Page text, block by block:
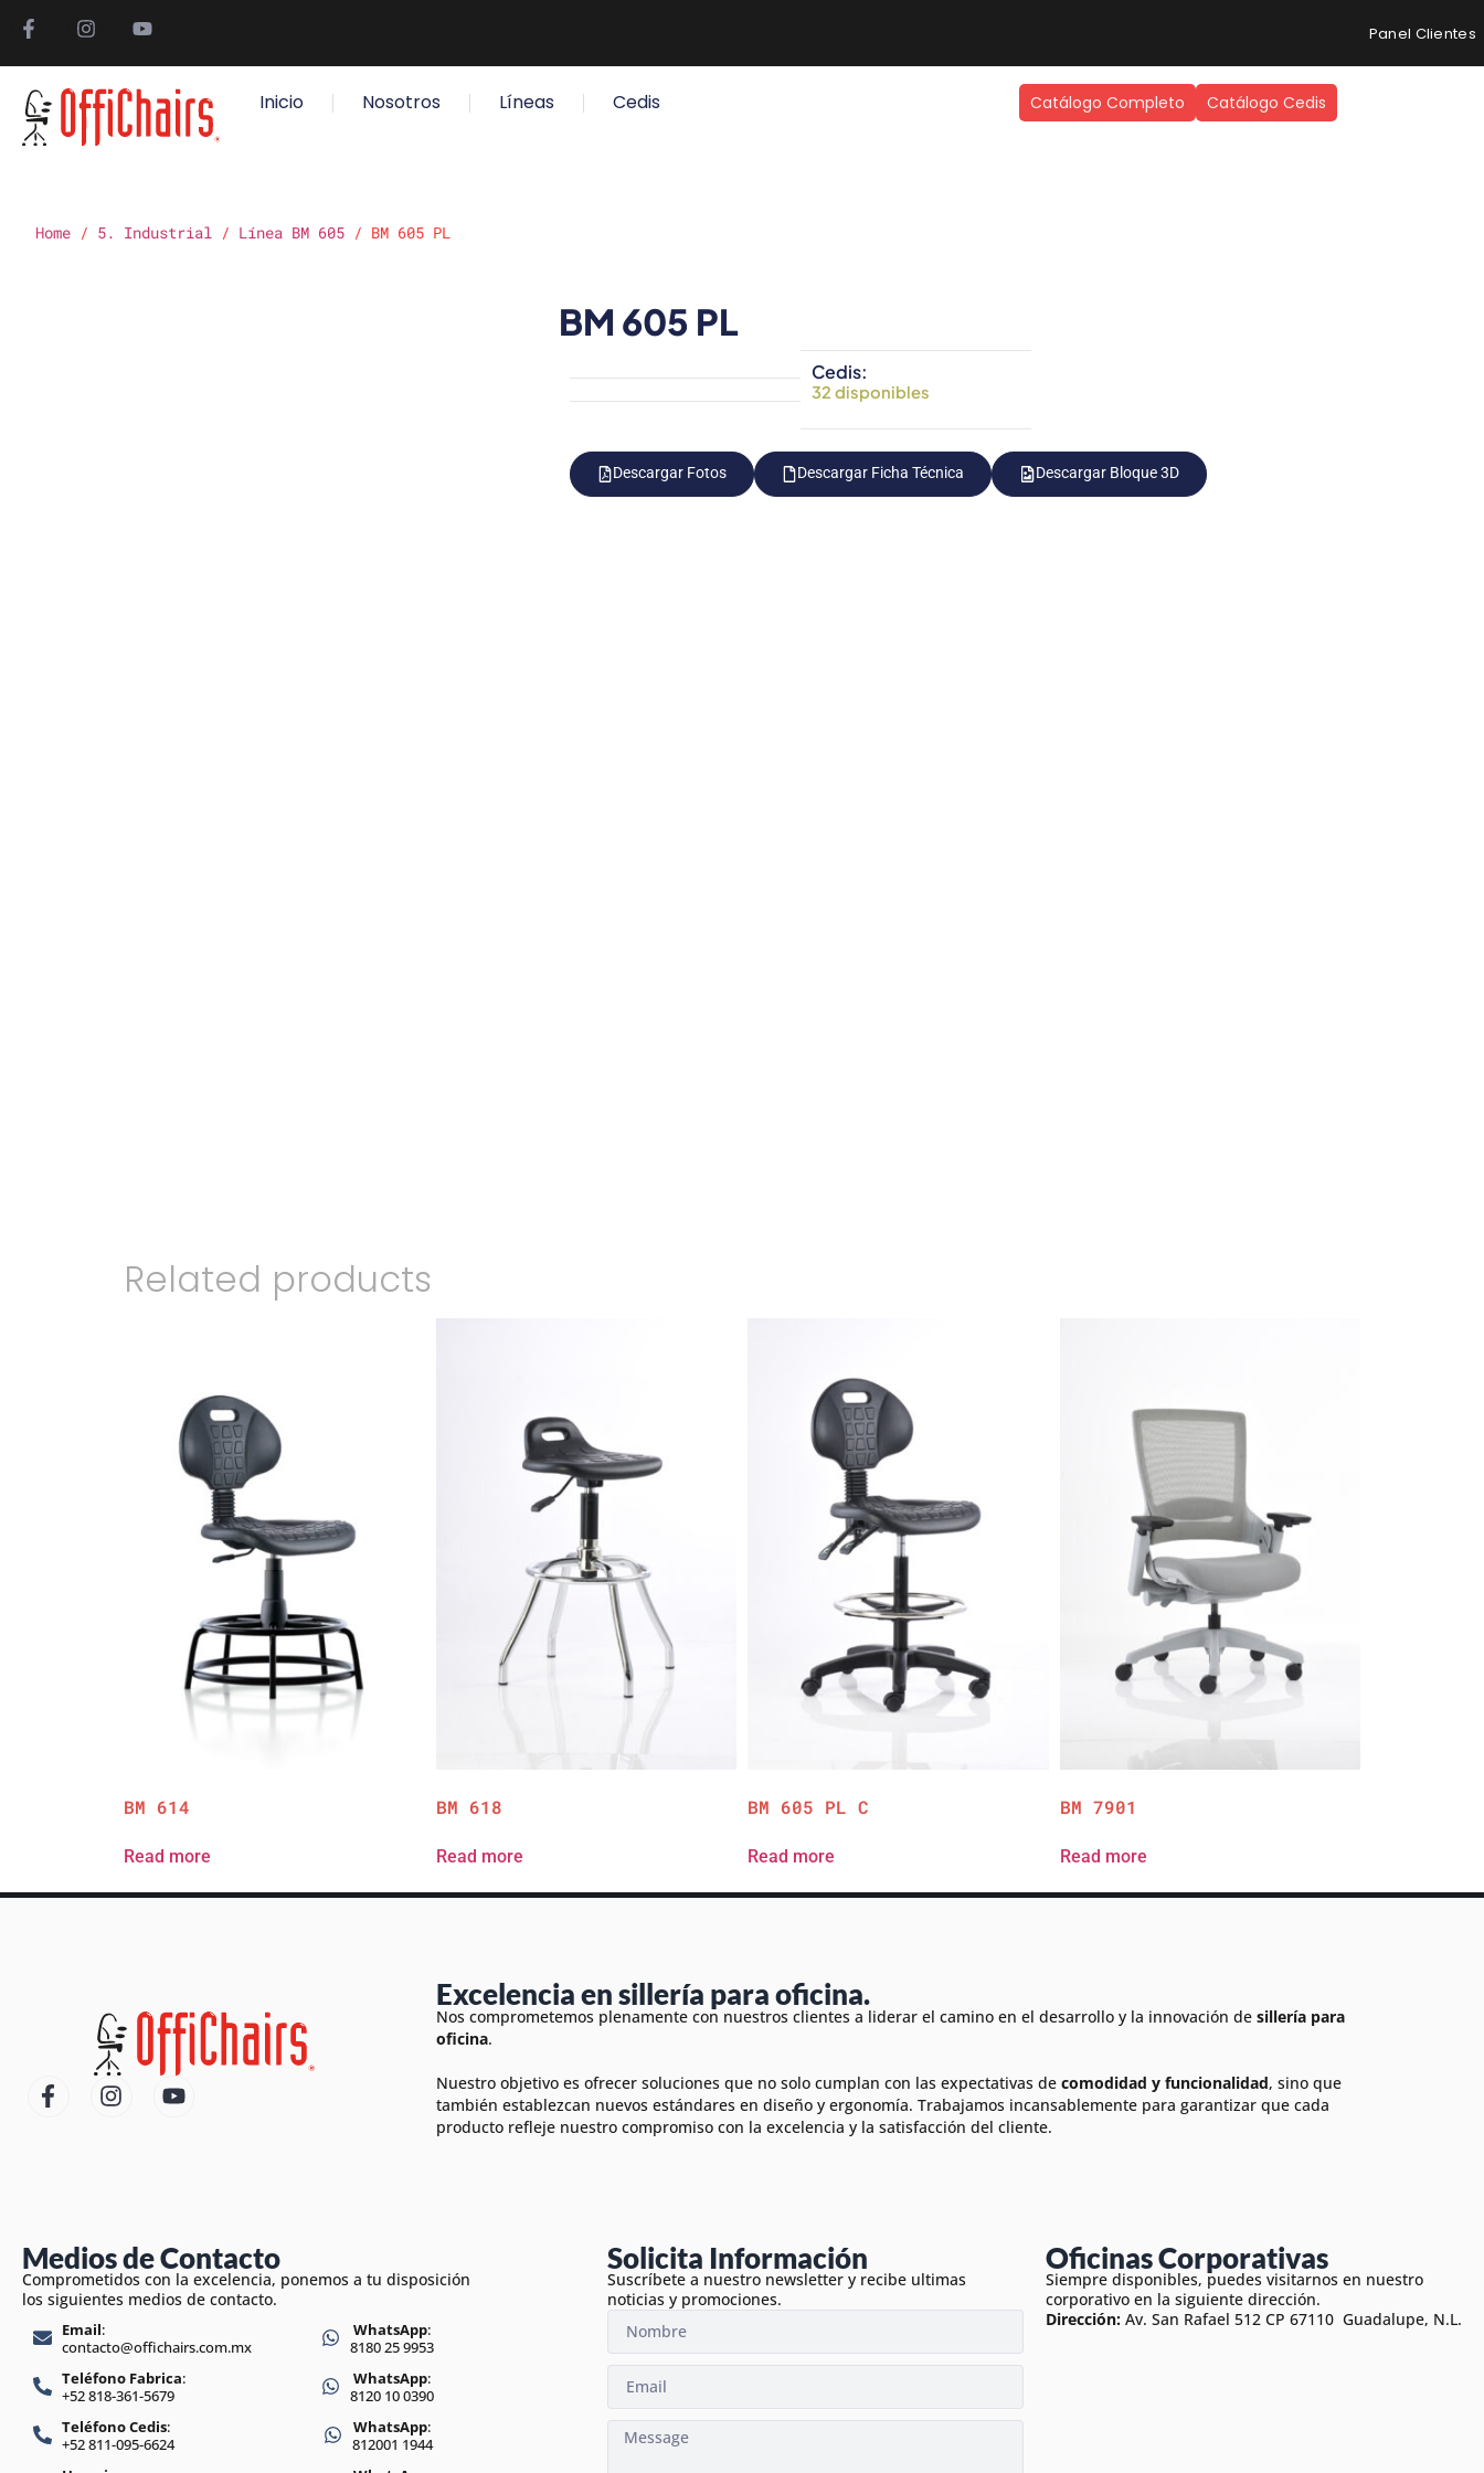
Panel Clientes
Inicio Nosotros Líneas Cedis Catálogo Completo Catálogo Cedis
Home / 5. Industrial / Línea BM 605 / BM 605 PL
BM 605 PL
Cedis:
32 disponibles
Descargar Fotos Descargar Ficha Técnica Descargar Bloque 3D
Related products
BM 614
Read more
BM 618
Read more
BM 605 PL C
Read more
BM 7901
Read more
Excelencia en sillería para oficina.
Nos comprometemos plenamente con nuestros clientes a liderar el camino en el desarrollo y la innovación de sillería para
oficina.
Nuestro objetivo es ofrecer soluciones que no solo cumplan con las expectativas de comodidad y funcionalidad, sino que
también establezcan nuevos estándares en diseño y ergonomía. Trabajamos incansablemente para garantizar que cada
producto refleje nuestro compromiso con la excelencia y la satisfacción del cliente.
Medios de Contacto
Comprometidos con la excelencia, ponemos a tu disposición
los siguientes medios de contacto.
Email:
contacto@offichairs.com.mx
Teléfono Fabrica:
+52 818-361-5679
Teléfono Cedis:
+52 811-095-6624
WhatsApp:
8180 25 9953
WhatsApp:
8120 10 0390
WhatsApp:
812001 1944
Solicita Información
Suscríbete a nuestro newsletter y recibe ultimas
noticias y promociones.
Oficinas Corporativas
Siempre disponibles, puedes visitarnos en nuestro
corporativo en la siguiente dirección.
Dirección:Av. San Rafael 512 CP 67110 Guadalupe, N.L.